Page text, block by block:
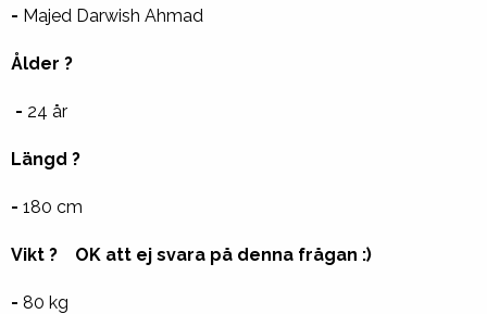
- Majed Darwish Ahmad
Ålder ?
- 24 år
Längd ?
- 180 cm
Vikt ? OK att ej svara på denna frågan :)
- 80 kg